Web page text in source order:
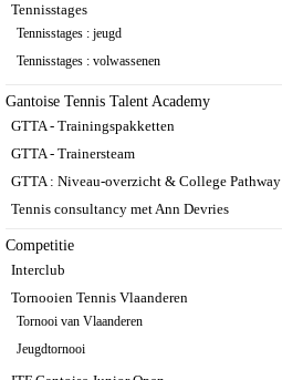
Tennisstages
Tennisstages : jeugd
Tennisstages : volwassenen
Gantoise Tennis Talent Academy
GTTA - Trainingspakketten
GTTA - Trainersteam
GTTA : Niveau-overzicht & College Pathway
Tennis consultancy met Ann Devries
Competitie
Interclub
Tornooien Tennis Vlaanderen
Tornooi van Vlaanderen
Jeugdtornooi